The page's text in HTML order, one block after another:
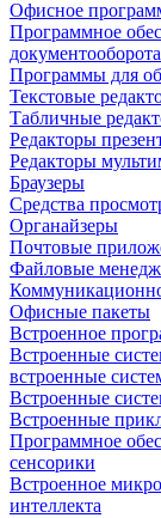
Офисное
Программное
документооборота
Программы для
Текстовые
Табличные
Редакторы
Редакторы
Браузеры
Средства
Органайзеры
Почтовые
Файловые
Офисные пакеты
Встроенное
Встроенные
встроенные
Встроенные
Встроенные
Программное
сенсорики
Встроенное
интеллекта